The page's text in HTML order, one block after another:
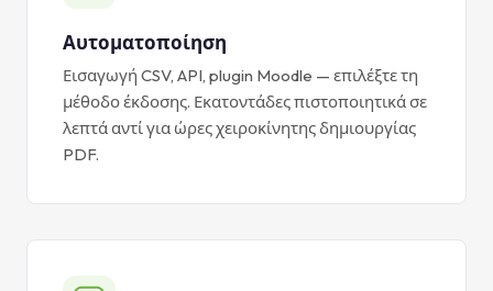
Αυτοματοποίηση
Εισαγωγή CSV, API, plugin Moodle — επιλέξτε τη
μέθοδο έκδοσης. Εκατοντάδες πιστοποιητικά σε
λεπτά αντί για ώρες χειροκίνητης δημιουργίας
PDF.